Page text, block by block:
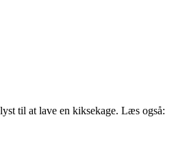
til at lave en kiksekage. Læs også: